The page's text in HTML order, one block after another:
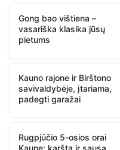
Gong bao vištiena –
vasariška klasika jūsų
pietums
Kauno rajone ir Birštono
savivaldybėje, įtariama,
padegti garažai
Rugpjūčio 5-osios orai
Kaune: karšta ir sausa